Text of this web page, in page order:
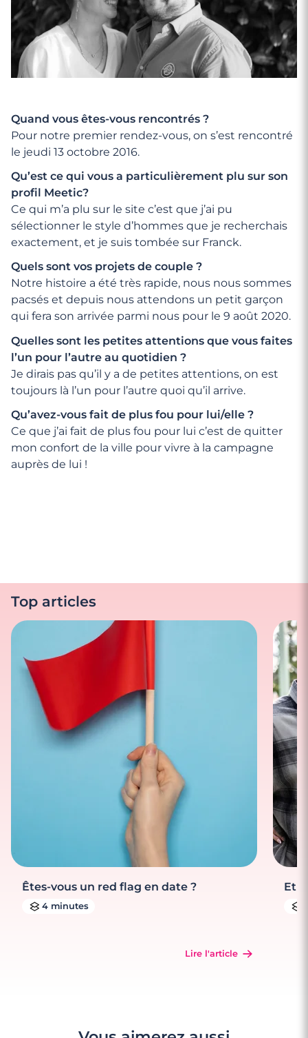
Quand vous êtes-vous rencontrés ?
Pour notre premier rendez-vous, on s’est rencontré
le jeudi 13 octobre 2016.
Qu’est ce qui vous a particulièrement plu sur son
profil Meetic?
Ce qui m’a plu sur le site c’est que j’ai pu
sélectionner le style d’hommes que je recherchais
exactement, et je suis tombée sur Franck.
Quels sont vos projets de couple ?
Notre histoire a été très rapide, nous nous sommes
pacsés et depuis nous attendons un petit garçon
qui fera son arrivée parmi nous pour le 9 août 2020.
Quelles sont les petites attentions que vous faites
l’un pour l’autre au quotidien ?
Je dirais pas qu’il y a de petites attentions, on est
toujours là l’un pour l’autre quoi qu’il arrive.
Qu’avez-vous fait de plus fou pour lui/elle ?
Ce que j’ai fait de plus fou pour lui c’est de quitter
mon confort de la ville pour vivre à la campagne
auprès de lui !
Top articles
Êtes-vous un red flag en date ?
4 minutes
Lire l'article
Et